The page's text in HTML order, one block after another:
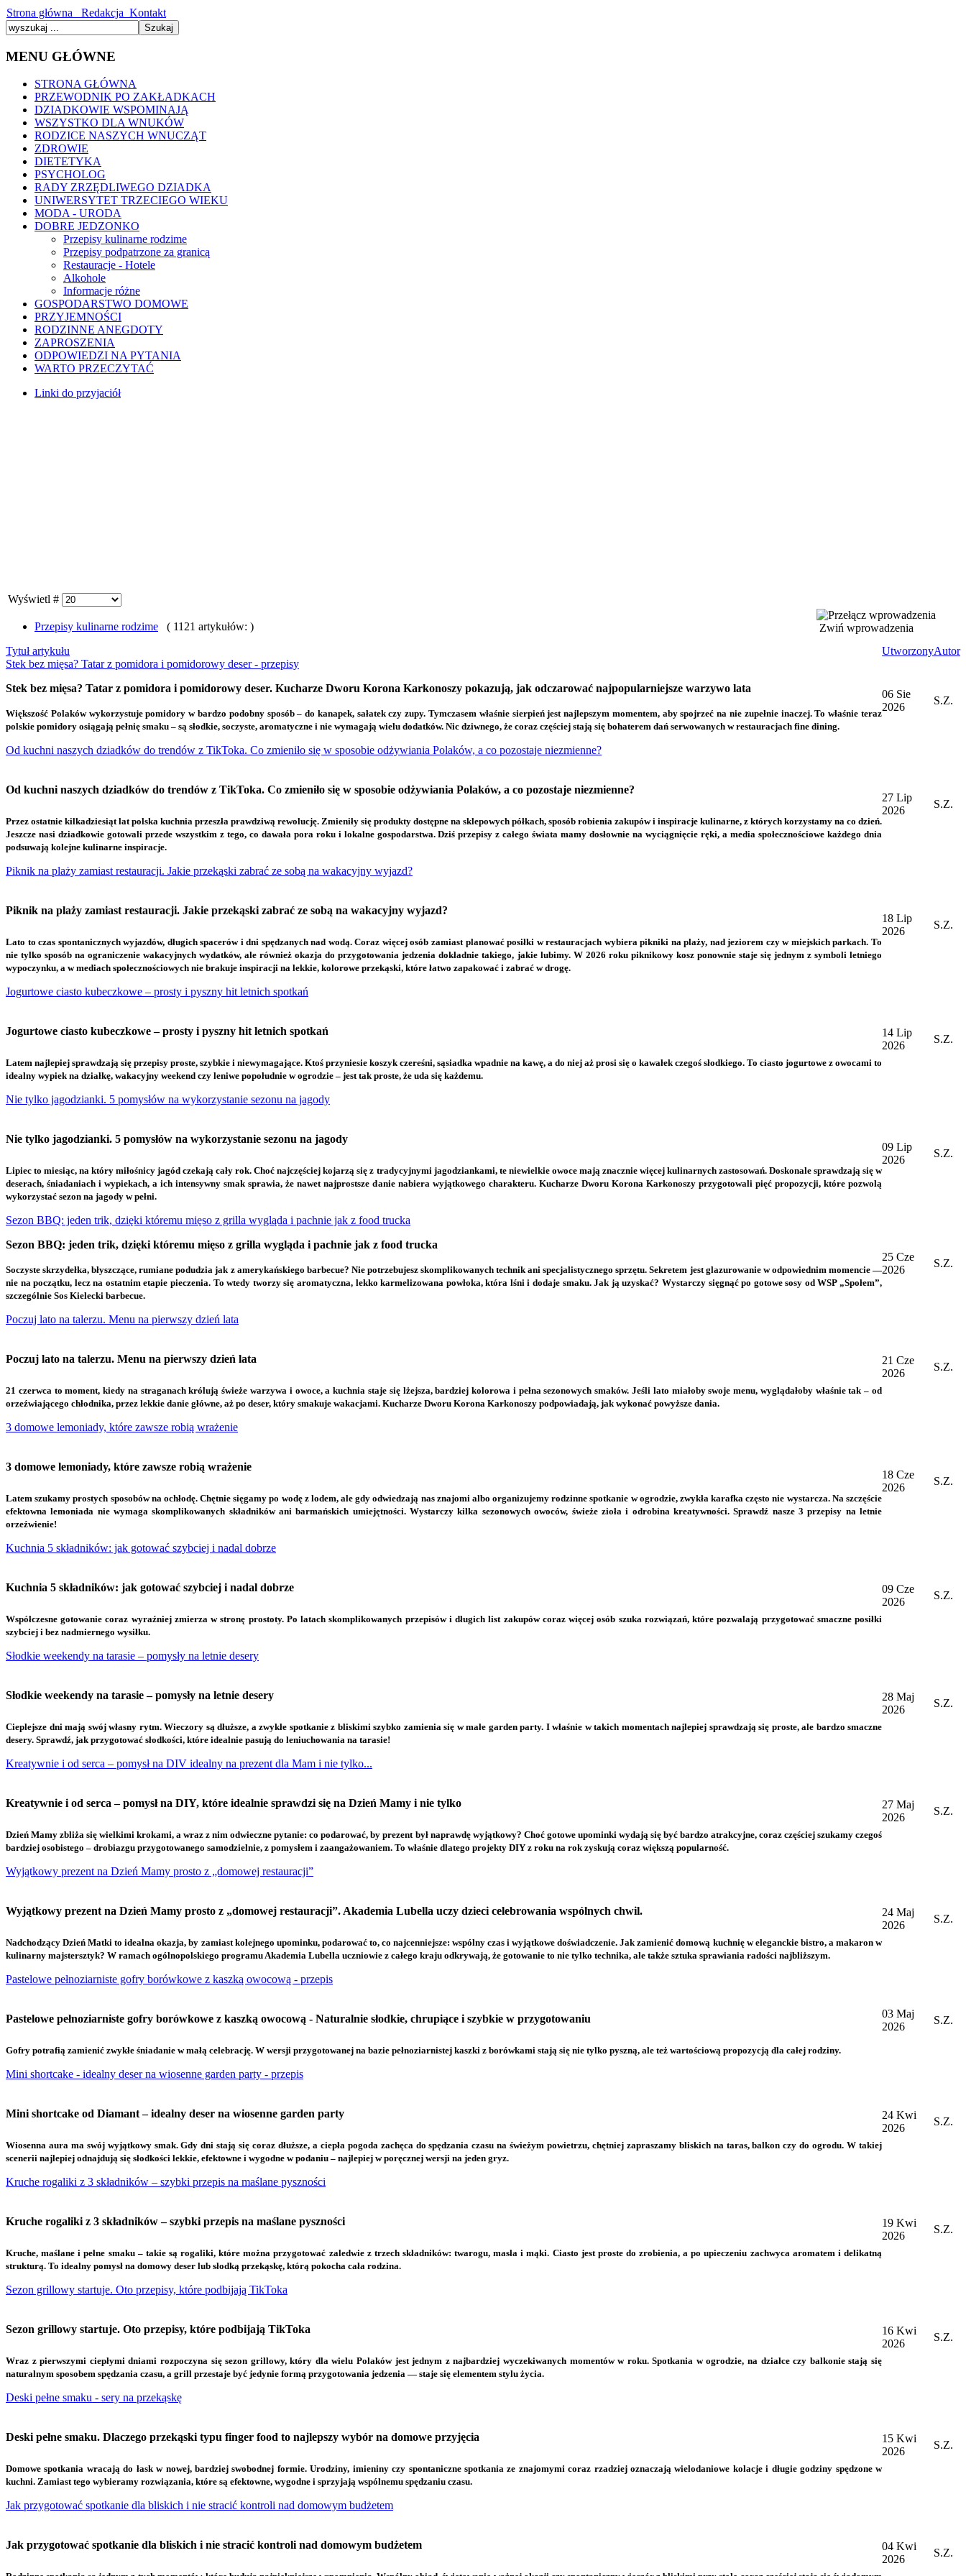
Strona główna Redakcja Kontakt
MENU GŁÓWNE
STRONA GŁÓWNA
PRZEWODNIK PO ZAKŁADKACH
DZIADKOWIE WSPOMINAJĄ
WSZYSTKO DLA WNUKÓW
RODZICE NASZYCH WNUCZĄT
ZDROWIE
DIETETYKA
PSYCHOLOG
RADY ZRZĘDLIWEGO DZIADKA
UNIWERSYTET TRZECIEGO WIEKU
MODA - URODA
DOBRE JEDZONKO
Przepisy kulinarne rodzime
Przepisy podpatrzone za granicą
Restauracje - Hotele
Alkohole
Informacje różne
GOSPODARSTWO DOMOWE
PRZYJEMNOŚCI
RODZINNE ANEGDOTY
ZAPROSZENIA
ODPOWIEDZI NA PYTANIA
WARTO PRZECZYTAĆ
Linki do przyjaciół
Wyświetl #
Przepisy kulinarne rodzime ( 1121 artykułów: )
Zwiń wprowadzenia
Tytuł artykułu
UtworzonyAutor
Stek bez mięsa? Tatar z pomidora i pomidorowy deser - przepisy
Stek bez mięsa? Tatar z pomidora i pomidorowy deser. Kucharze Dworu Korona Karkonoszy pokazują, jak odczarować najpopularniejsze warzywo lata
Większość Polaków wykorzystuje pomidory w bardzo podobny sposób – do kanapek, sałatek czy zupy. Tymczasem właśnie sierpień jest najlepszym momentem, aby spojrzeć na nie zupełnie inaczej. To właśnie teraz
polskie pomidory osiągają pełnię smaku – są słodkie, soczyste, aromatyczne i nie wymagają wielu dodatków. Nic dziwnego, że coraz częściej stają się bohaterem dań serwowanych w restauracjach fine dining.
06 Sie
2026
S.Z.
Od kuchni naszych dziadków do trendów z TikToka. Co zmieniło się w sposobie odżywiania Polaków, a co pozostaje niezmienne?
Od kuchni naszych dziadków do trendów z TikToka. Co zmieniło się w sposobie odżywiania Polaków, a co pozostaje niezmienne?
Przez ostatnie kilkadziesiąt lat polska kuchnia przeszła prawdziwą rewolucję. Zmieniły się produkty dostępne na sklepowych półkach, sposób robienia zakupów i inspiracje kulinarne, z których korzystamy na co dzień.
Jeszcze nasi dziadkowie gotowali przede wszystkim z tego, co dawała pora roku i lokalne gospodarstwa. Dziś przepisy z całego świata mamy dosłownie na wyciągnięcie ręki, a media społecznościowe każdego dnia
podsuwają kolejne kulinarne inspiracje.
27 Lip
2026
S.Z.
Piknik na plaży zamiast restauracji. Jakie przekąski zabrać ze sobą na wakacyjny wyjazd?
Piknik na plaży zamiast restauracji. Jakie przekąski zabrać ze sobą na wakacyjny wyjazd?
Lato to czas spontanicznych wyjazdów, długich spacerów i dni spędzanych nad wodą. Coraz więcej osób zamiast planować posiłki w restauracjach wybiera pikniki na plaży, nad jeziorem czy w miejskich parkach. To
nie tylko sposób na ograniczenie wakacyjnych wydatków, ale również okazja do przygotowania jedzenia dokładnie takiego, jakie lubimy. W 2026 roku piknikowy kosz ponownie staje się jednym z symboli letniego
wypoczynku, a w mediach społecznościowych nie brakuje inspiracji na lekkie, kolorowe przekąski, które łatwo zapakować i zabrać w drogę.
18 Lip
2026
S.Z.
Jogurtowe ciasto kubeczkowe – prosty i pyszny hit letnich spotkań
Jogurtowe ciasto kubeczkowe – prosty i pyszny hit letnich spotkań
Latem najlepiej sprawdzają się przepisy proste, szybkie i niewymagające. Ktoś przyniesie koszyk czereśni, sąsiadka wpadnie na kawę, a do niej aż prosi się o kawałek czegoś słodkiego. To ciasto jogurtowe z owocami to
idealny wypiek na działkę, wakacyjny weekend czy leniwe popołudnie w ogrodzie – jest tak proste, że uda się każdemu.
14 Lip
2026
S.Z.
Nie tylko jagodzianki. 5 pomysłów na wykorzystanie sezonu na jagody
Nie tylko jagodzianki. 5 pomysłów na wykorzystanie sezonu na jagody
Lipiec to miesiąc, na który miłośnicy jagód czekają cały rok. Choć najczęściej kojarzą się z tradycyjnymi jagodziankami, te niewielkie owoce mają znacznie więcej kulinarnych zastosowań. Doskonale sprawdzają się w
deserach, śniadaniach i wypiekach, a ich intensywny smak sprawia, że nawet najprostsze danie nabiera wyjątkowego charakteru. Kucharze Dworu Korona Karkonoszy przygotowali pięć propozycji, które pozwolą
wykorzystać sezon na jagody w pełni.
09 Lip
2026
S.Z.
Sezon BBQ: jeden trik, dzięki któremu mięso z grilla wygląda i pachnie jak z food trucka
Sezon BBQ: jeden trik, dzięki któremu mięso z grilla wygląda i pachnie jak z food trucka
Soczyste skrzydełka, błyszczące, rumiane podudzia jak z amerykańskiego barbecue? Nie potrzebujesz skomplikowanych technik ani specjalistycznego sprzętu. Sekretem jest glazurowanie w odpowiednim momencie —
nie na początku, lecz na ostatnim etapie pieczenia. To wtedy tworzy się aromatyczna, lekko karmelizowana powłoka, która lśni i dodaje smaku. Jak ją uzyskać? Wystarczy sięgnąć po gotowe sosy od WSP „Społem”,
szczególnie Sos Kielecki barbecue.
25 Cze
2026
S.Z.
Poczuj lato na talerzu. Menu na pierwszy dzień lata
Poczuj lato na talerzu. Menu na pierwszy dzień lata
21 czerwca to moment, kiedy na straganach królują świeże warzywa i owoce, a kuchnia staje się lżejsza, bardziej kolorowa i pełna sezonowych smaków. Jeśli lato miałoby swoje menu, wyglądałoby właśnie tak – od
orzeźwiającego chłodnika, przez lekkie danie główne, aż po deser, który smakuje wakacjami. Kucharze Dworu Korona Karkonoszy podpowiadają, jak wykonać powyższe dania.
21 Cze
2026
S.Z.
3 domowe lemoniady, które zawsze robią wrażenie
3 domowe lemoniady, które zawsze robią wrażenie
Latem szukamy prostych sposobów na ochłodę. Chętnie sięgamy po wodę z lodem, ale gdy odwiedzają nas znajomi albo organizujemy rodzinne spotkanie w ogrodzie, zwykła karafka często nie wystarcza. Na szczęście
efektowna lemoniada nie wymaga skomplikowanych składników ani barmańskich umiejętności. Wystarczy kilka sezonowych owoców, świeże zioła i odrobina kreatywności. Sprawdź nasze 3 przepisy na letnie
orzeźwienie!
18 Cze
2026
S.Z.
Kuchnia 5 składników: jak gotować szybciej i nadal dobrze
Kuchnia 5 składników: jak gotować szybciej i nadal dobrze
Współczesne gotowanie coraz wyraźniej zmierza w stronę prostoty. Po latach skomplikowanych przepisów i długich list zakupów coraz więcej osób szuka rozwiązań, które pozwalają przygotować smaczne posiłki
szybciej i bez nadmiernego wysiłku.
09 Cze
2026
S.Z.
Słodkie weekendy na tarasie – pomysły na letnie desery
Słodkie weekendy na tarasie – pomysły na letnie desery
Cieplejsze dni mają swój własny rytm. Wieczory są dłuższe, a zwykłe spotkanie z bliskimi szybko zamienia się w małe garden party. I właśnie w takich momentach najlepiej sprawdzają się proste, ale bardzo smaczne
desery. Sprawdź, jak przygotować słodkości, które idealnie pasują do leniuchowania na tarasie!
28 Maj
2026
S.Z.
Kreatywnie i od serca – pomysł na DIV idealny na prezent dla Mam i nie tylko...
Kreatywnie i od serca – pomysł na DIY, które idealnie sprawdzi się na Dzień Mamy i nie tylko
Dzień Mamy zbliża się wielkimi krokami, a wraz z nim odwieczne pytanie: co podarować, by prezent był naprawdę wyjątkowy? Choć gotowe upominki wydają się być bardzo atrakcyjne, coraz częściej szukamy czegoś
bardziej osobistego – drobiazgu przygotowanego samodzielnie, z pomysłem i zaangażowaniem. To właśnie dlatego projekty DIY z roku na rok zyskują coraz większą popularność.
27 Maj
2026
S.Z.
Wyjątkowy prezent na Dzień Mamy prosto z „domowej restauracji”
Wyjątkowy prezent na Dzień Mamy prosto z „domowej restauracji”. Akademia Lubella uczy dzieci celebrowania wspólnych chwil.
Nadchodzący Dzień Matki to idealna okazja, by zamiast kolejnego upominku, podarować to, co najcenniejsze: wspólny czas i wyjątkowe doświadczenie. Jak zamienić domową kuchnię w eleganckie bistro, a makaron w
kulinarny majstersztyk? W ramach ogólnopolskiego programu Akademia Lubella uczniowie z całego kraju odkrywają, że gotowanie to nie tylko technika, ale także sztuka sprawiania radości najbliższym.
24 Maj
2026
S.Z.
Pastelowe pełnoziarniste gofry borówkowe z kaszką owocową - przepis
Pastelowe pełnoziarniste gofry borówkowe z kaszką owocową - Naturalnie słodkie, chrupiące i szybkie w przygotowaniu
Gofry potrafią zamienić zwykłe śniadanie w małą celebrację. W wersji przygotowanej na bazie pełnoziarnistej kaszki z borówkami stają się nie tylko pyszną, ale też wartościową propozycją dla całej rodziny.
03 Maj
2026
S.Z.
Mini shortcake - idealny deser na wiosenne garden party - przepis
Mini shortcake od Diamant – idealny deser na wiosenne garden party
Wiosenna aura ma swój wyjątkowy smak. Gdy dni stają się coraz dłuższe, a ciepła pogoda zachęca do spędzania czasu na świeżym powietrzu, chętniej zapraszamy bliskich na taras, balkon czy do ogrodu. W takiej
scenerii najlepiej odnajdują się słodkości lekkie, efektowne i wygodne w podaniu – najlepiej w poręcznej wersji na jeden gryz.
24 Kwi
2026
S.Z.
Kruche rogaliki z 3 składników – szybki przepis na maślane pyszności
Kruche rogaliki z 3 składników – szybki przepis na maślane pyszności
Kruche, maślane i pełne smaku – takie są rogaliki, które można przygotować zaledwie z trzech składników: twarogu, masła i mąki. Ciasto jest proste do zrobienia, a po upieczeniu zachwyca aromatem i delikatną
strukturą. To idealny pomysł na domowy deser lub słodką przekąskę, którą pokocha cała rodzina.
19 Kwi
2026
S.Z.
Sezon grillowy startuje. Oto przepisy, które podbijają TikToka
Sezon grillowy startuje. Oto przepisy, które podbijają TikToka
Wraz z pierwszymi ciepłymi dniami rozpoczyna się sezon grillowy, który dla wielu Polaków jest jednym z najbardziej wyczekiwanych momentów w roku. Spotkania w ogrodzie, na działce czy balkonie stają się
naturalnym sposobem spędzania czasu, a grill przestaje być jedynie formą przygotowania jedzenia — staje się elementem stylu życia.
16 Kwi
2026
S.Z.
Deski pełne smaku - sery na przekąskę
Deski pełne smaku. Dlaczego przekąski typu finger food to najlepszy wybór na domowe przyjęcia
Domowe spotkania wracają do łask w nowej, bardziej swobodnej formie. Urodziny, imieniny czy spontaniczne spotkania ze znajomymi coraz rzadziej oznaczają wielodaniowe kolacje i długie godziny spędzone w
kuchni. Zamiast tego wybieramy rozwiązania, które są efektowne, wygodne i sprzyjają wspólnemu spędzaniu czasu.
15 Kwi
2026
S.Z.
Jak przygotować spotkanie dla bliskich i nie stracić kontroli nad domowym budżetem
Jak przygotować spotkanie dla bliskich i nie stracić kontroli nad domowym budżetem
04 Kwi
2026
S.Z.